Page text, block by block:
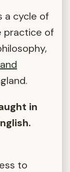
a cycle of
practice of
in
to